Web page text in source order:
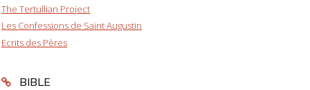
The Tertullian Project
Les Confessions de Saint Augustin
Ecrits des Pères
BIBLE